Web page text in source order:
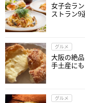
女子会ラ
ストラン9
グルメ
大阪の絶
手土産に
グルメ